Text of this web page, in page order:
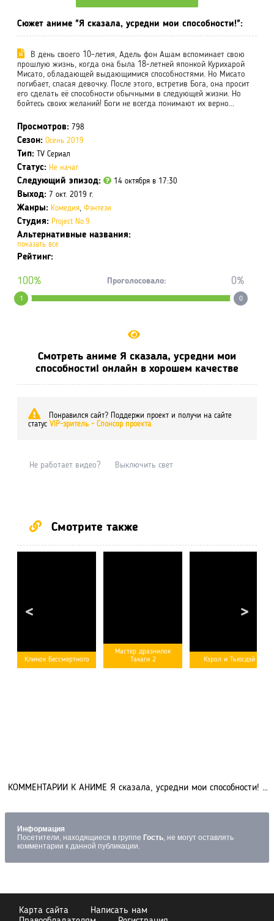
Сюжет аниме "Я сказала, усредни мои способности!":
В день своего 10-летия, Адель фон Ашам вспоминает свою
прошлую жизнь, когда она была 18-летней японкой Курихарой
Мисато, обладающей выдающимися способностями. Но Мисато
погибает, спасая девочку. После этого, встретив Бога, она просит
его сделать её способности обычными в следующей жизни. Но
бойтесь своих желаний! Боги не всегда понимают их верно...
Просмотров: 798
Сезон: Осень 2019
Тип: TV Сериал
Статус: Не начат
Следующий эпизод: 14 октября в 17:30
Выход: 7 окт. 2019 г.
Жанры: Комедия, Фэнтези
Студия: Project No.9
Альтернативные названия:
показать все
Рейтинг:
1
100% Проголосовало:
0
0%
Смотреть аниме Я сказала, усредни мои
способности! онлайн в хорошем качестве
Понравился сайт? Поддержи проект и получи на сайте
статус VIP-зритель - Спонсор проекта
Не работает видео? Выключить свет
Смотрите также
Клинок Бессмертного
Мастер дразнилок
Такаги 2
Кэрол и Тьюсдэй
КОММЕНТАРИИ К АНИМЕ Я сказала, усредни мои способности! (0)
Информация
Посетители, находящиеся в группе Гость, не могут оставлять
комментарии к данной публикации.
Карта сайта
Написать нам